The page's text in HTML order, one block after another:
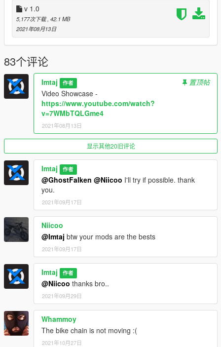
KTM Super Duke R 1290 with kits patreon members only.
https://www.patreon.com/posts/54796450
FEATURES
livery(2)
Exhaust(2) added 1
chain(1) added 1
handlebars(1) added new
racing Body kit (1) added new
head light cover (1) added new
Mudguard(1) added 1
remove plate
remove Mirrors
Changelog:>>>>>>>>>>>>>>>>>>>>>>>>>>>>>>>>>>>>>>>>
>>>>>>>>>>>>>>>>>>>>>>>>>>
v1.1
fixed size of license plate.
tire texture retuch.
Fivem Ready.
======================================= ENJOY
==============================
v 1.0
5,177次下载, 42.1 MB
2021年08月13日
83个评论
Imtaj 作者
置顶帖
Video Showcase -
https://www.youtube.com/watch?
v=7WMbTQLGme4
2021年08月13日
显示其他20旧评论
Imtaj 作者
@GhostFalken @Niicoo I'll try if possible. thank
you.
2021年09月17日
Niicoo
@Imtaj btw your mods are the bests
2021年09月17日
Imtaj 作者
@Niicoo thanks bro..
2021年09月29日
Whammoy
The bike chain is not moving :(
2021年10月27日